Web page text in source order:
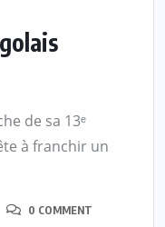
de sa 13ᵉ
à franchir un
0 COMMENT